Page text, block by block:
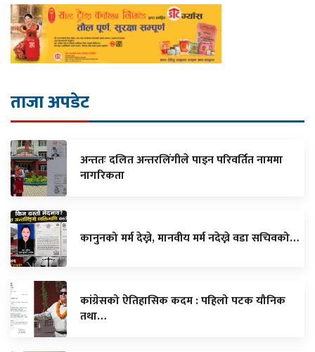
ताजा अपडेट
अन्ततः दलित अन्तरलिंगीले पाइन परिवर्तित नाममा
नागरिकता
कानुनको मर्म देख्ने, मानवीय मर्म नदेख्ने वडा सचिवको…
कांग्रेसको ऐतिहासिक कदम : पहिलो पटक यौनिक
तथा…